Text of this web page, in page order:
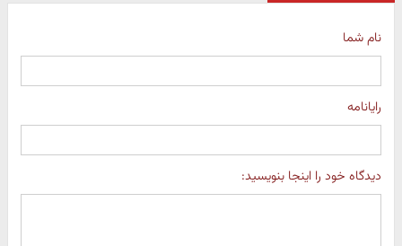
نام شما
رایانامه
دیدگاه خود را اینجا بنویسید: